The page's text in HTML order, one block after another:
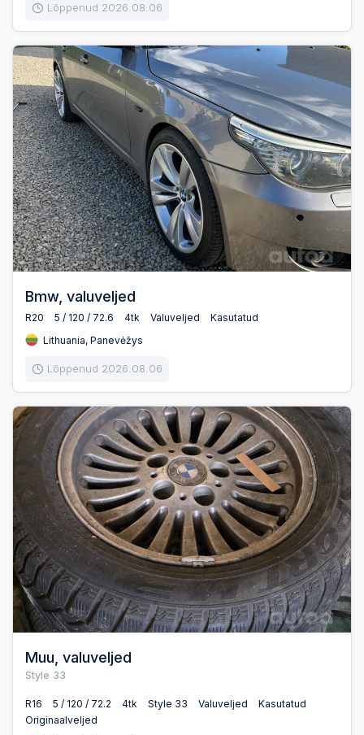
Lõppenud 2026.08.06
Bmw, valuveljed
R20 5 / 120 / 72.6 4tk Valuveljed
Kasutatud
Lithuania, Panevėžys
Lõppenud 2026.08.06
Muu, valuveljed
Style 33
R16 5 / 120 / 72.2 4tk Style 33 Valuveljed
Kasutatud
Originaalveljed